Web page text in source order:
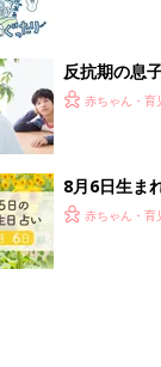
反抗期の息
赤ちゃん・育
8月6日生ま
赤ちゃん・育